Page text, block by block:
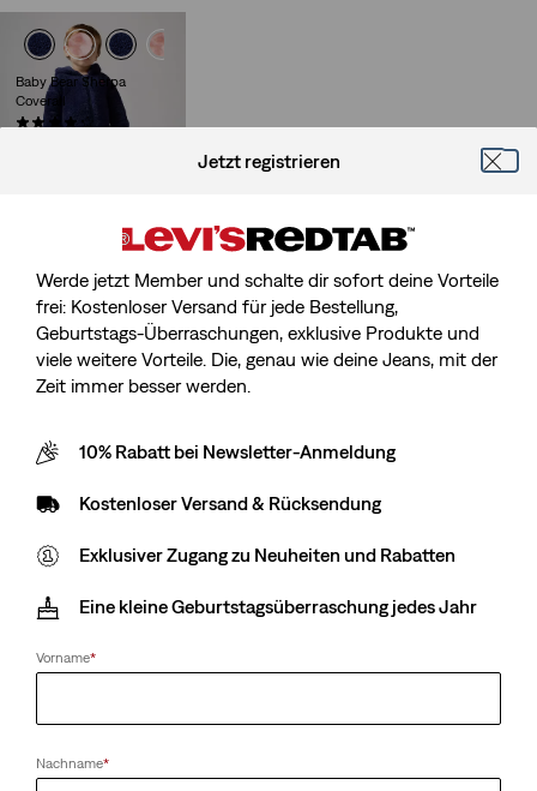
Baby Bear Sherpa
Coverall
(0)
Jetzt registrieren
Werde jetzt Member und schalte dir sofort deine Vorteile
frei: Kostenloser Versand für jede Bestellung,
Geburtstags-Überraschungen, exklusive Produkte und
viele weitere Vorteile. Die, genau wie deine Jeans, mit der
Zeit immer besser werden.
10% Rabatt bei Newsletter-Anmeldung
Kostenloser Versand & Rücksendung
Exklusiver Zugang zu Neuheiten und Rabatten
Eine kleine Geburtstagsüberraschung jedes Jahr
Vorname*
Nachname*